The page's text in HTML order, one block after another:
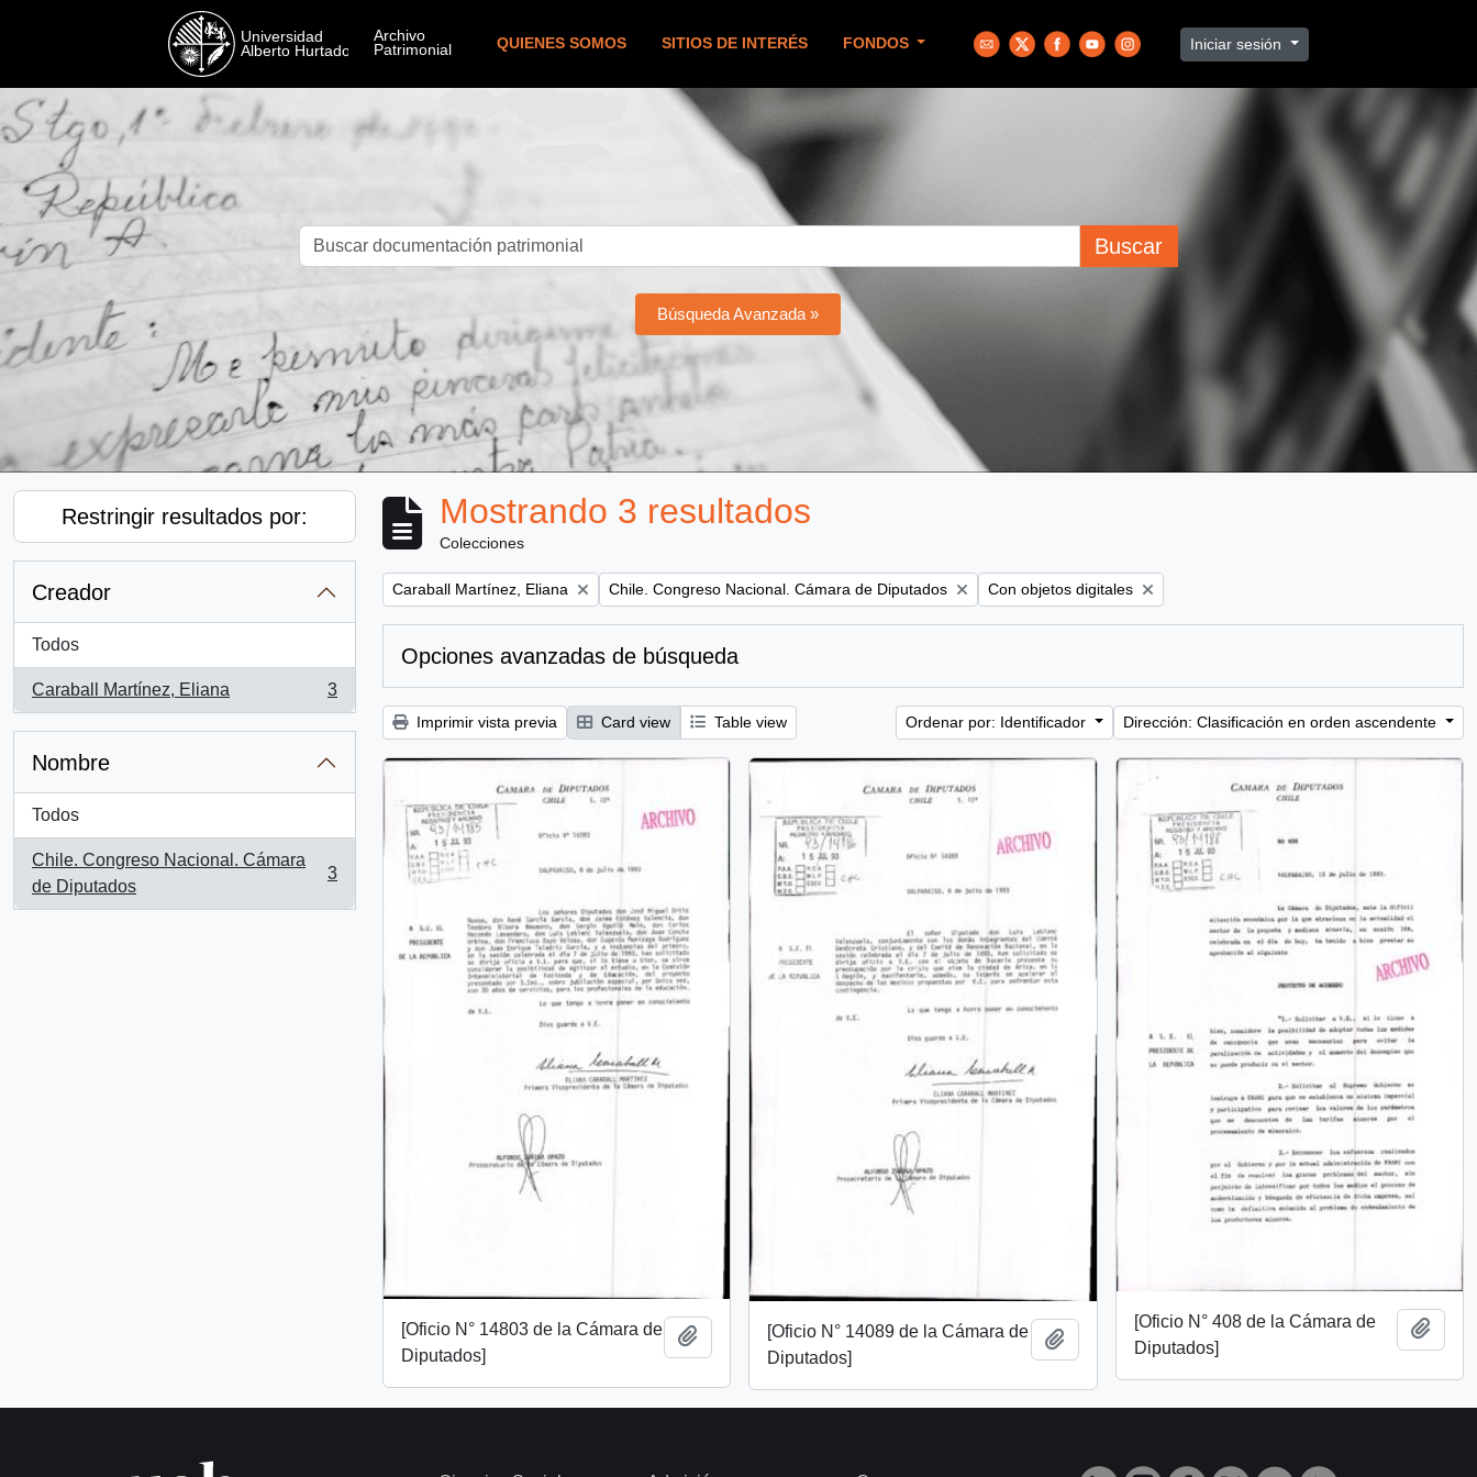
QUIENES SOMOS SITIOS DE INTERÉS FONDOS Iniciar sesión
Buscar
Búsqueda Avanzada »
Restringir resultados por:
Creador
Todos
Caraball Martínez, Eliana
, 3 resultados
3
Nombre
Todos
Chile. Congreso Nacional. Cámara
de Diputados
, 3 resultados
3
Mostrando 3 resultados
Colecciones
Remove filter:
Caraball Martínez, Eliana Remove filter:
Chile. Congreso Nacional. Cámara de Diputados Remove filter:
Con objetos digitales
Opciones avanzadas de búsqueda
Imprimir vista previa Card view Table view Ordenar por: Identificador Dirección: Clasificación en orden ascendente
[Oficio N° 14803 de la Cámara de
Diputados]
Añadir al portapapeles
[Oficio N° 14089 de la Cámara de
Diputados]
Añadir al portapapeles
[Oficio N° 408 de la Cámara de
Diputados]